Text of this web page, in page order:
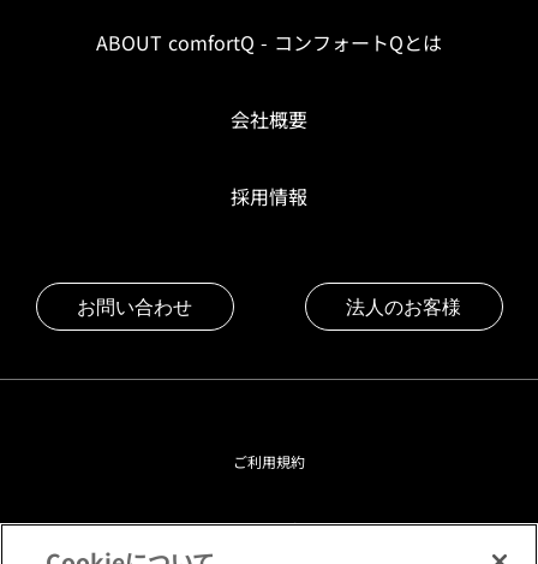
ABOUT comfortQ - コンフォートQとは
会社概要
採用情報
お問い合わせ 法人のお客様
ご利用規約
プライバシーポリシー